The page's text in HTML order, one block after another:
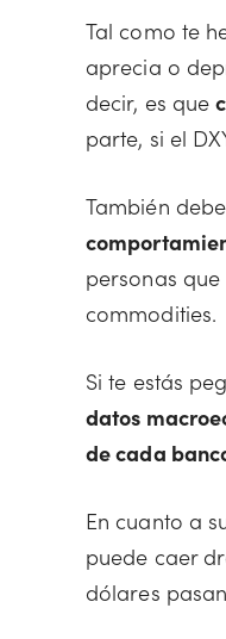
Tal como te
aprecia o
decir, es que
parte, si el
También
personas
commodities.
Si te estás
datos
de cada
En cuanto a
puede caer
dólares